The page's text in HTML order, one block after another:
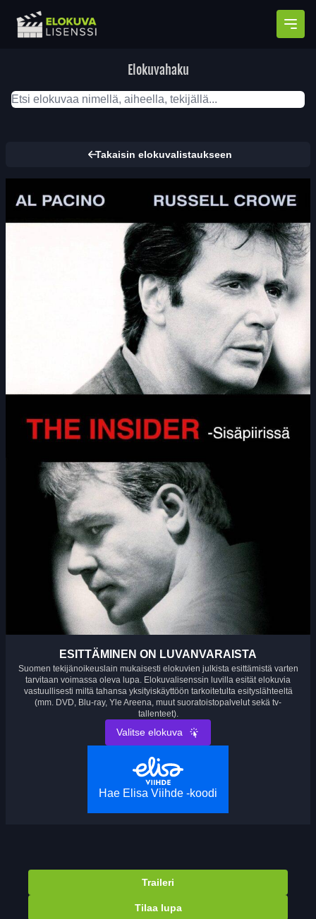
Elokuvahaku
Takaisin elokuvalistaukseen
ESITTÄMINEN ON LUVANVARAISTA
Suomen tekijänoikeuslain mukaisesti elokuvien julkista esittämistä varten
tarvitaan voimassa oleva lupa. Elokuvalisenssin luvilla esität elokuvia
vastuullisesti miltä tahansa yksityiskäyttöön tarkoitetulta esityslähteeltä
(mm. DVD, Blu-ray, Yle Areena, muut suoratoistopalvelut sekä tv-
tallenteet).
Valitse elokuva
Hae Elisa Viihde -koodi
Traileri
Tilaa lupa